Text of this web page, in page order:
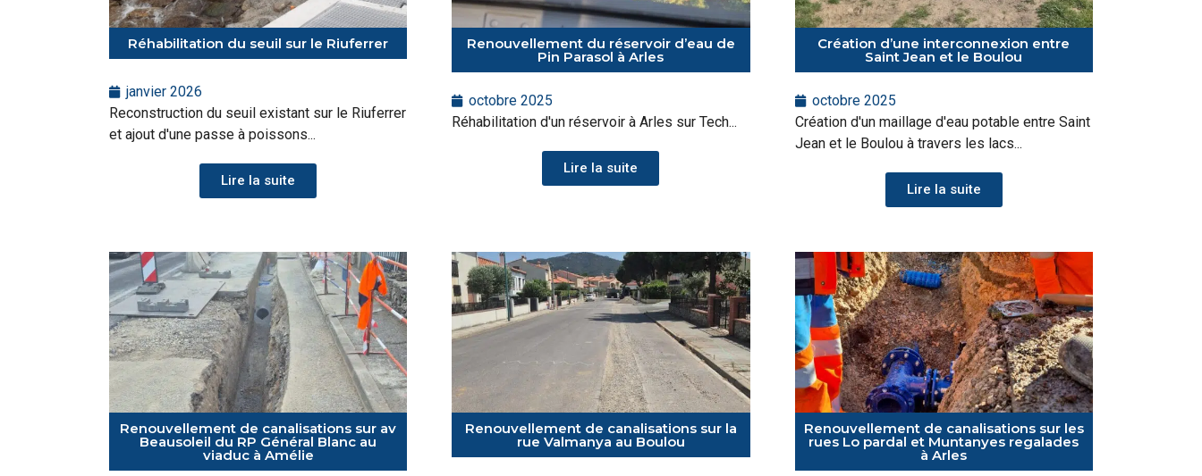
Réhabilitation du seuil sur le Riuferrer
janvier 2026
Reconstruction du seuil existant sur le Riuferrer
et ajout d'une passe à poissons...
Lire la suite
Renouvellement du réservoir d’eau de
Pin Parasol à Arles
octobre 2025
Réhabilitation d'un réservoir à Arles sur Tech...
Lire la suite
Création d’une interconnexion entre
Saint Jean et le Boulou
octobre 2025
Création d'un maillage d'eau potable entre Saint
Jean et le Boulou à travers les lacs...
Lire la suite
Renouvellement de canalisations sur av
Beausoleil du RP Général Blanc au
viaduc à Amélie
Renouvellement de canalisations sur la
rue Valmanya au Boulou
Renouvellement de canalisations sur les
rues Lo pardal et Muntanyes regalades
à Arles